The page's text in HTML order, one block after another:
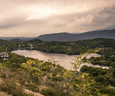
магазина
на 1С-Битрикс